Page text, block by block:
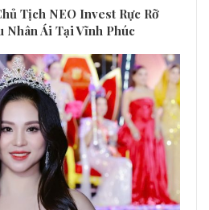
Tịch NEO Invest Rực Rỡ
Nhân Ái Tại Vĩnh Phúc